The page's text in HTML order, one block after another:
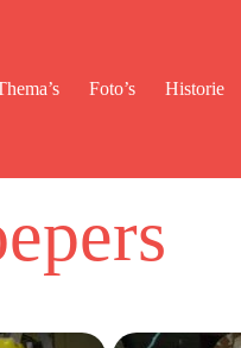
Foto’s Historie